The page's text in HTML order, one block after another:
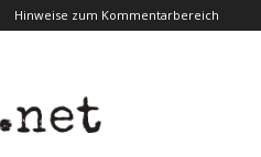
Hinweise zum Kommentarbereich